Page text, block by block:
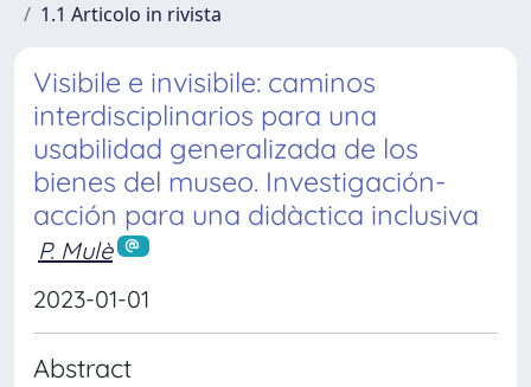
1.1 Articolo in rivista
Visibile e invisibile: caminos
interdisciplinarios para una
usabilidad generalizada de los
bienes del museo. Investigación-
acción para una didàctica inclusiva
P. Mulè
2023-01-01
Abstract